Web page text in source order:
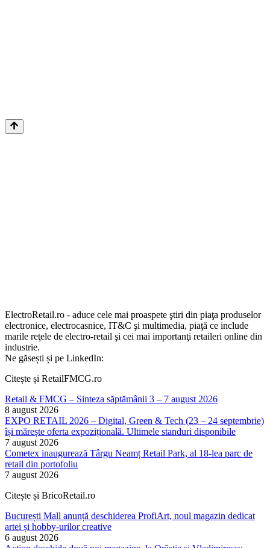
ElectroRetail.ro - aduce cele mai proaspete ştiri din piaţa produselor
electronice, electrocasnice, IT&C şi multimedia, piaţă ce include
marile reţele de electro-retail şi cei mai importanţi retaileri online din
industrie.
Ne găsești și pe LinkedIn:
Citește și RetailFMCG.ro
Retail & FMCG – Sinteza săptămânii 3 – 7 august 2026
8 august 2026
EXPO RETAIL 2026 – Digital, Green & Tech (23 – 24 septembrie)
își mărește oferta expozițională. Ultimele standuri disponibile
7 august 2026
Cometex inaugurează Târgu Neamț Retail Park, al 18-lea parc de
retail din portofoliu
7 august 2026
Citește și BricoRetail.ro
București Mall anunță deschiderea ProfiArt, noul magazin dedicat
artei și hobby-urilor creative
6 august 2026